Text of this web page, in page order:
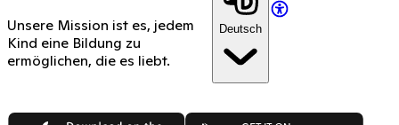
Unsere Mission ist es, jedem
Kind eine Bildung zu
ermöglichen, die es liebt.
Deutsch
App Store Google Play